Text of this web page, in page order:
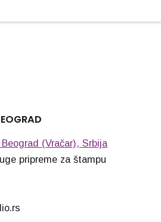
(Vračar), Srbija
pripreme za štampu